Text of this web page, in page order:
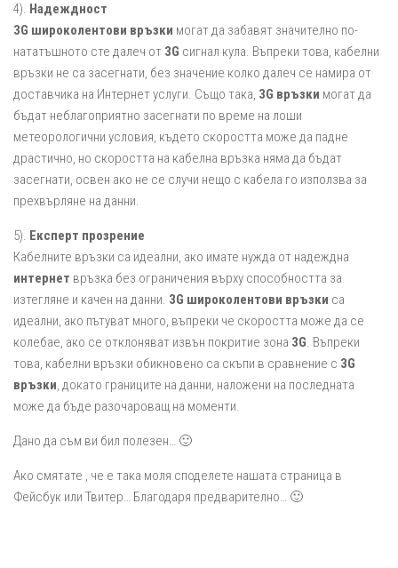
4). Надеждност
3G широколентови връзки могат да забавят значително по-
нататъшното сте далеч от 3G сигнал кула. Въпреки това, кабелни
връзки не са засегнати, без значение колко далеч се намира от
доставчика на Интернет услуги. Също така, 3G връзки могат да
бъдат неблагоприятно засегнати по време на лоши
метеорологични условия, където скоростта може да падне
драстично, но скоростта на кабелна връзка няма да бъдат
засегнати, освен ако не се случи нещо с кабела го използва за
прехвърляне на данни.
5). Експерт прозрение
Кабелните връзки са идеални, ако имате нужда от надеждна
интернет връзка без ограничения върху способността за
изтегляне и качен на данни. 3G широколентови връзки са
идеални, ако пътуват много, въпреки че скоростта може да се
колебае, ако се отклоняват извън покритие зона 3G. Въпреки
това, кабелни връзки обикновено са скъпи в сравнение с 3G
връзки, докато границите на данни, наложени на последната
може да бъде разочароващ на моменти.
Дано да съм ви бил полезен… 🙂
Ако смятате , че е така моля споделете нашата страница в
Фейсбук или Твитер… Благодаря предварително… 🙂